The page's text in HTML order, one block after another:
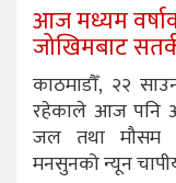
आज मध्यम
जोखिमबाट
काठमाडौँ, २२
रहेकाले आज पनि
जल तथा मौसम
मनसुनको न्यून चापीय